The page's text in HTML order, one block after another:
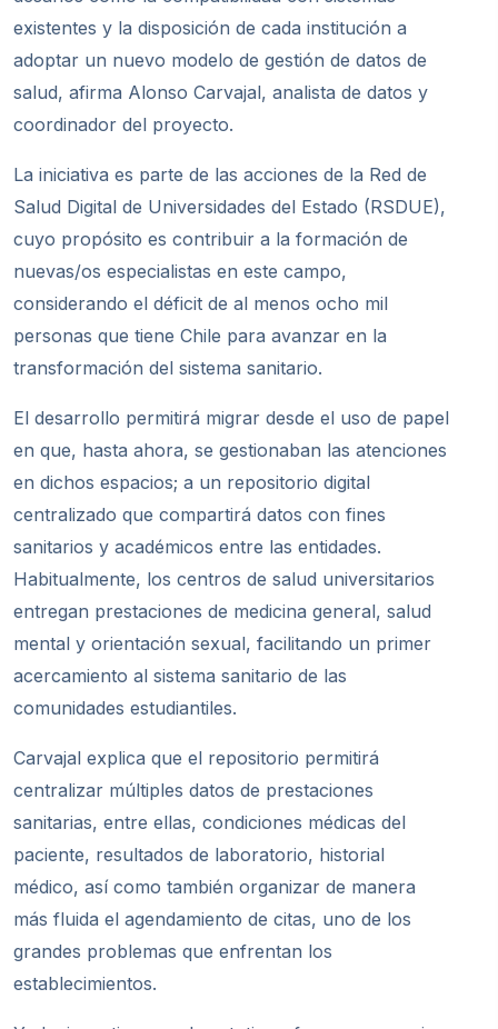
existentes y la disposición de cada institución a
adoptar un nuevo modelo de gestión de datos de
salud, afirma Alonso Carvajal, analista de datos y
coordinador del proyecto.
La iniciativa es parte de las acciones de la Red de
Salud Digital de Universidades del Estado (RSDUE),
cuyo propósito es contribuir a la formación de
nuevas/os especialistas en este campo,
considerando el déficit de al menos ocho mil
personas que tiene Chile para avanzar en la
transformación del sistema sanitario.
El desarrollo permitirá migrar desde el uso de papel
en que, hasta ahora, se gestionaban las atenciones
en dichos espacios; a un repositorio digital
centralizado que compartirá datos con fines
sanitarios y académicos entre las entidades.
Habitualmente, los centros de salud universitarios
entregan prestaciones de medicina general, salud
mental y orientación sexual, facilitando un primer
acercamiento al sistema sanitario de las
comunidades estudiantiles.
Carvajal explica que el repositorio permitirá
centralizar múltiples datos de prestaciones
sanitarias, entre ellas, condiciones médicas del
paciente, resultados de laboratorio, historial
médico, así como también organizar de manera
más fluida el agendamiento de citas, uno de los
grandes problemas que enfrentan los
establecimientos.